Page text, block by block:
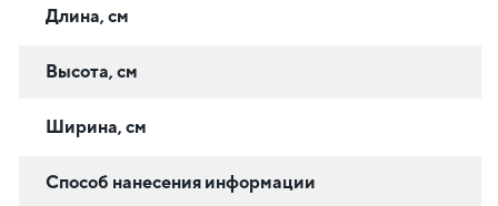
Длина, см
Высота, см
Ширина, см
Способ нанесения информации